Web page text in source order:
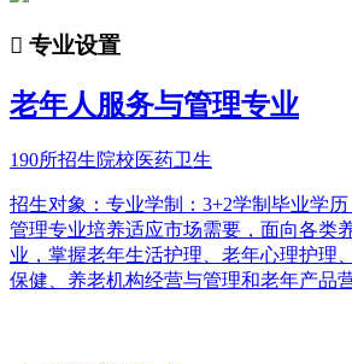
 专业设置
老年人服务与管理专业
190所招生院校医药卫生
招生对象：专业学制：3+2学制毕业学
管理专业培养适应市场需要，面向各类
业，掌握老年生活护理、老年心理护理
保健、养老机构经营与管理和老年产品